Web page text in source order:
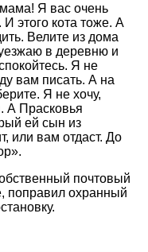
Я вас очень
этого кота тоже. А
Велите из дома
в деревню и
Я не
вам писать. А на
Я не хочу,
А Прасковья
ей сын из
или вам отдаст. До
почтовый
поправил охранный